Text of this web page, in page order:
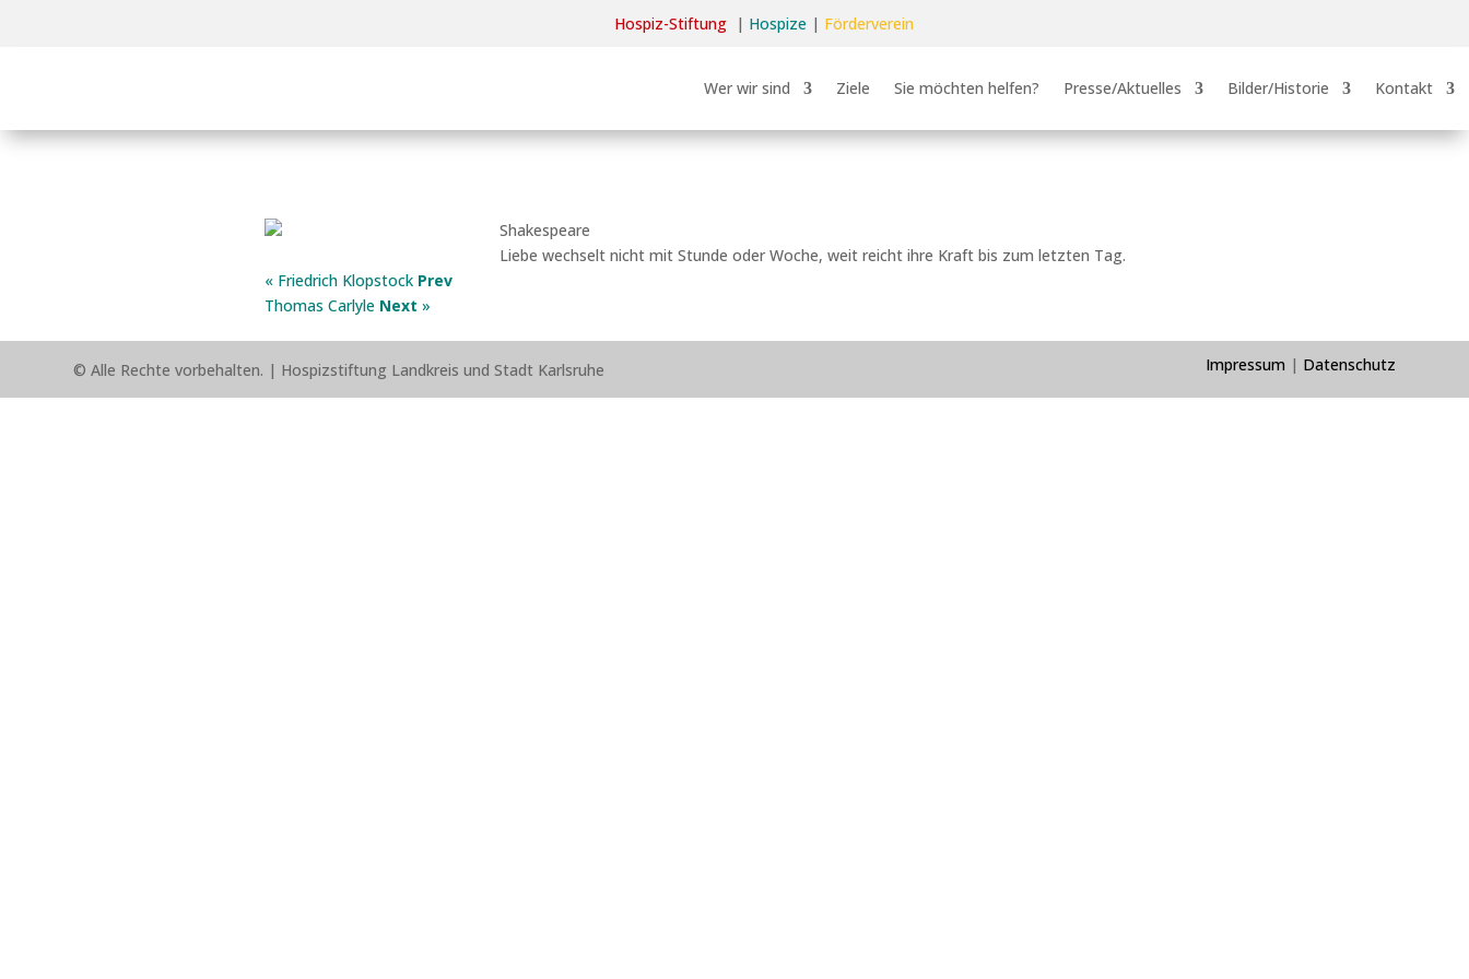
Hospiz-Stiftung | Hospize | Förderverein
Wer wir sind Ziele Sie möchten helfen? Presse/Aktuelles Bilder/Historie Kontakt
Shakespeare
Liebe wechselt nicht mit Stunde oder Woche, weit reicht ihre Kraft bis zum letzten Tag.
« Friedrich Klopstock Prev
Thomas Carlyle Next »
© Alle Rechte vorbehalten. | Hospizstiftung Landkreis und Stadt Karlsruhe Impressum | Datenschutz